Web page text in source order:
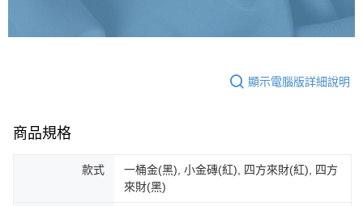
顯示電腦版詳細說明
商品規格
款式
一桶金(黑), 小金磚(紅), 四方來財(紅), 四方
來財(黑)